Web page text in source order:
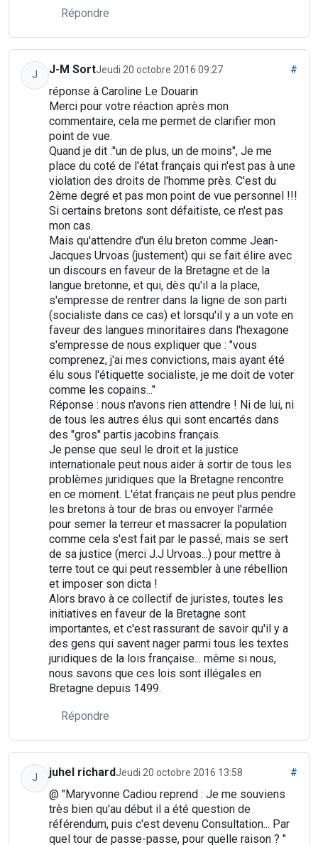
Répondre
J J-M SortJeudi 20 octobre 2016 09:27 #
réponse à Caroline Le Douarin
Merci pour votre réaction après mon
commentaire, cela me permet de clarifier mon
point de vue.
Quand je dit :"un de plus, un de moins", Je me
place du coté de l'état français qui n'est pas à une
violation des droits de l'homme près. C'est du
2ème degré et pas mon point de vue personnel !!!
Si certains bretons sont défaitiste, ce n'est pas
mon cas.
Mais qu'attendre d'un élu breton comme Jean-
Jacques Urvoas (justement) qui se fait élire avec
un discours en faveur de la Bretagne et de la
langue bretonne, et qui, dès qu'il a la place,
s'empresse de rentrer dans la ligne de son parti
(socialiste dans ce cas) et lorsqu'il y a un vote en
faveur des langues minoritaires dans l'hexagone
s'empresse de nous expliquer que : "vous
comprenez, j'ai mes convictions, mais ayant été
élu sous l'étiquette socialiste, je me doit de voter
comme les copains..."
Réponse : nous n'avons rien attendre ! Ni de lui, ni
de tous les autres élus qui sont encartés dans
des "gros" partis jacobins français.
Je pense que seul le droit et la justice
internationale peut nous aider à sortir de tous les
problèmes juridiques que la Bretagne rencontre
en ce moment. L'état français ne peut plus pendre
les bretons à tour de bras ou envoyer l'armée
pour semer la terreur et massacrer la population
comme cela s'est fait par le passé, mais se sert
de sa justice (merci J.J Urvoas...) pour mettre à
terre tout ce qui peut ressembler à une rébellion
et imposer son dicta !
Alors bravo à ce collectif de juristes, toutes les
initiatives en faveur de la Bretagne sont
importantes, et c'est rassurant de savoir qu'il y a
des gens qui savent nager parmi tous les textes
juridiques de la lois française... même si nous,
nous savons que ces lois sont illégales en
Bretagne depuis 1499.
Répondre
J juhel richardJeudi 20 octobre 2016 13:58 #
@ "Maryvonne Cadiou reprend : Je me souviens
très bien qu'au début il a été question de
référendum, puis c'est devenu Consultation... Par
quel tour de passe-passe, pour quelle raison ? "